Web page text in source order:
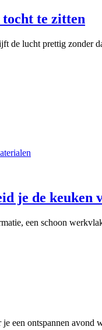
tocht te zitten
de lucht prettig zonder
je de keuken
een schoon
een ontspannen avond